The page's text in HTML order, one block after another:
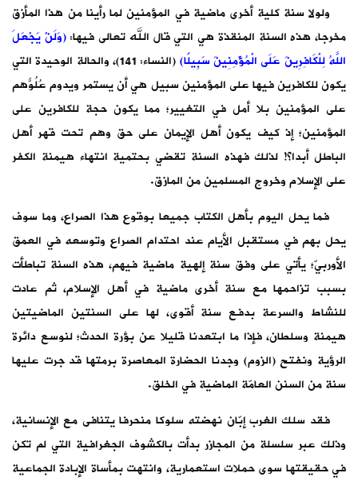
من هذا المأزق
فيها:(وَلَنْ يَجْعَلَ
(النساء: 141)، والحالة الوحيدة التي
يستمر ويدوم عُلُوُّهم
حجة للكافرين على
وهم تحت قهر أهل
هيمنة الكفر
الصراع، وما سوف
وتوسعه في العمق
هذه السنة تباطأت
ثم عادت
الماضيتين
الحدث؛ لنوسع دائرة
قد جرت عليها
مع الإنسانية،
التي لم تكن
الإبادة الجماعية